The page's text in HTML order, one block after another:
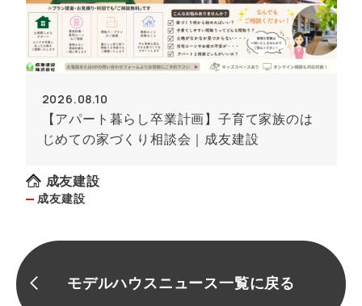
2026.08.10
【アパート暮らし卒業計画】子育て家族のは
じめての家づくり相談会｜成友建設
成友建設
成友建設
モデルハウスニュース一覧に戻る